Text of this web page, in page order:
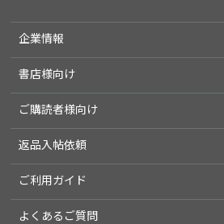
企業情報
書店様向け
ご購読者様向け
返品入帖依頼
ご利用ガイド
よくあるご質問